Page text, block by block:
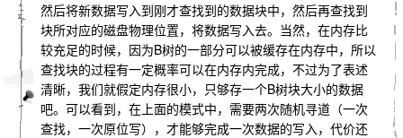
然后将新数据写入到刚才查找到的数据块中，然后再查找到
块所对应的磁盘物理位置，将数据写入去。当然，在内存比
较充足的时候，因为B树的一部分可以被缓存在内存中，所以
查找块的过程有一定概率可以在内存内完成，不过为了表述
清晰，我们就假定内存很小，只够存一个B树块大小的数据
吧。可以看到，在上面的模式中，需要两次随机寻道（一次
查找，一次原位写），才能够完成一次数据的写入，代价还